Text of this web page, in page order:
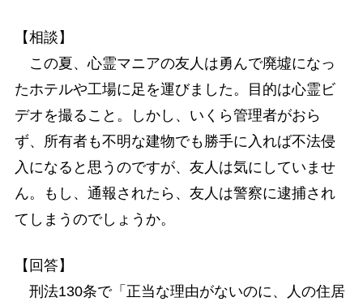
【相談】
この夏、心霊マニアの友人は勇んで廃墟になっ
たホテルや工場に足を運びました。目的は心霊ビ
デオを撮ること。しかし、いくら管理者がおら
ず、所有者も不明な建物でも勝手に入れば不法侵
入になると思うのですが、友人は気にしていませ
ん。もし、通報されたら、友人は警察に逮捕され
てしまうのでしょうか。
【回答】
刑法130条で「正当な理由がないのに、人の住居